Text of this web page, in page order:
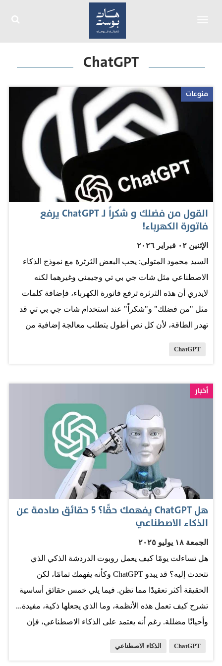
ChatGPT
منوعات
القول من فضلك و شكراً لـ ChatGPT يرفع
فاتورة الكهرباء!
الإثنين ٠٢ فبراير ٢٠٢٦
السيد محمود المتولي: يحب البعض الثرثرة مع نموذج الذكاء
الاصطناعي مثل شات جي بي تي وجيمني وغيرهما لكنه
لايدري أن هذه الثرثرة ترفع فاتورة الكهرباء، فإضافة كلمات
مثل "من فضلك" و"شكراً" عند استخدام شات جي بي تي قد
تهدر الطاقة، لأن كل نص أطول يتطلب معالجة إضافية من
المستهلكة لتشغيل البنية التحتية لمراكز البيانات وفق
theconversation. يعتمد الذكاء الاصطناعي على مراكز بيانات
ضخمة مبنية حول بنية تحتية حاسوبية عالية الكثافة، تستهلك
هذه المرافق كميات كبيرة من الكهرباء، وتتطلب تبريداً
مستمراً، وهي جزء لا يتجزأ من أنظمة أوسع لإمدادات الطاقة
والمياه واستخدام الأراضي. مع توسع استخدام الذكاء
الاصطناعي، يتسع نطاق هذا الأثر البيئي. لذا، فإن السؤال
البيئي لا يكمن في كيفية صياغة التعليمات الفردية، بل في
مدى تكرار استخدام هذه الأنظمة وكثافته. في كل مرة يُطلب
فيها من نموذج الذكاء الاصطناعي إجراء عملية حسابية جديدة
لتوليد استجابة، من الناحية التقنية، يؤدي كل طلب إلى "
استدلال " جديد - أي عملية حسابية كاملة عبر النموذج - وتُتكبد
تكلفة الطاقة هذه في كل مرة. تشير الأبحاث المنشورة في
مجلة ساينس إلى أن مراكز البيانات…
ChatGPT
أخبار
هل ChatGPT يفهمك حقًا؟ 5 حقائق صادمة عن
الذكاء الاصطناعي
الجمعة ١٨ يوليو ٢٠٢٥
هل تساءلت يومًا كيف يعمل روبوت الدردشة الذكي الذي
تتحدث إليه؟ قد يبدو ChatGPT وكأنه يفهمك تمامًا، لكن
الحقيقة أكثر تعقيدًا مما تظن. فيما يلي خمس حقائق أساسية
تشرح كيف تعمل هذه الأنظمة، وما الذي يجعلها ذكية، مفيدة...
وأحيانًا مضللة. رغم أنه يعتمد على الذكاء الاصطناعي، فإن
ChatGPT الذكاء الاصطناعي